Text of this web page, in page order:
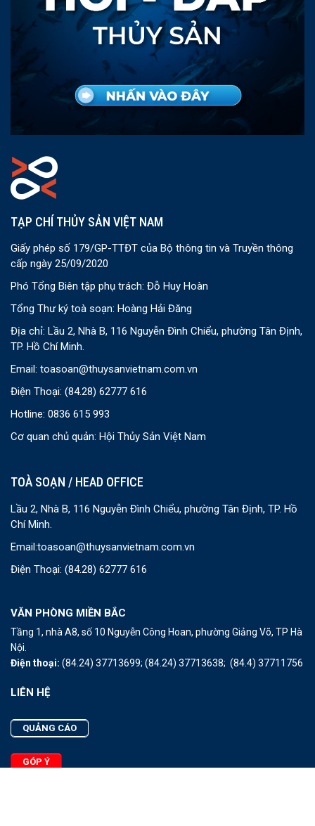
TẠP CHÍ THỦY SẢN VIỆT NAM
Giấy phép số 179/GP-TTĐT của Bộ thông tin và Truyền thông
cấp ngày 25/09/2020
Phó Tổng Biên tập phụ trách: Đỗ Huy Hoàn
Tổng Thư ký toà soạn: Hoàng Hải Đăng
Địa chỉ: Lầu 2, Nhà B, 116 Nguyễn Đình Chiểu, phường Tân Định,
TP. Hồ Chí Minh.
Email: toasoan@thuysanvietnam.com.vn
Điện Thoại: (84.28) 62777 616
Hotline: 0836 615 993
Cơ quan chủ quản: Hội Thủy Sản Việt Nam
TOÀ SOẠN / HEAD OFFICE
Lầu 2, Nhà B, 116 Nguyễn Đình Chiểu, phường Tân Định, TP. Hồ
Chí Minh.
Email:toasoan@thuysanvietnam.com.vn
Điện Thoại: (84.28) 62777 616
VĂN PHÒNG MIỀN BẮC
Tầng 1, nhà A8, số 10 Nguyễn Công Hoan, phường Giảng Võ, TP Hà
Nội.
Điện thoại: (84.24) 37713699; (84.24) 37713638; (84.4) 37711756
LIÊN HỆ
QUẢNG CÁO
GÓP Ý